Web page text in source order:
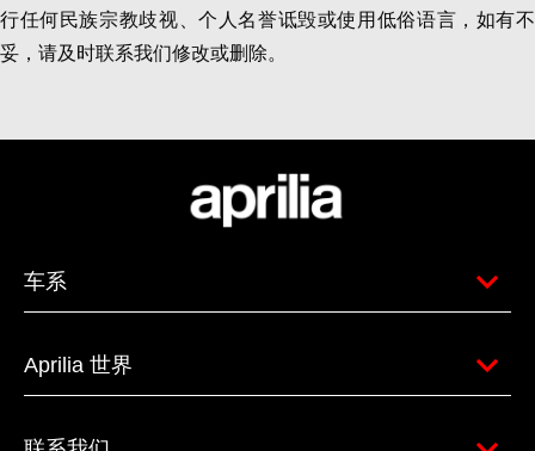
行任何民族宗教歧视、个人名誉诋毁或使用低俗语言，如有不
妥，请及时联系我们修改或删除。
车系
Aprilia 世界